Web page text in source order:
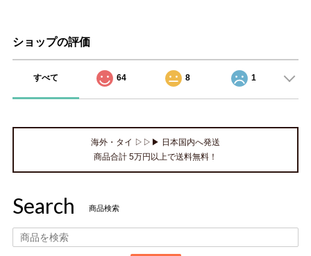
ショップの評価
すべて 64 8 1
海外・タイ ▷▷▶ 日本国内へ発送
商品合計 5万円以上で送料無料！
Search 商品検索